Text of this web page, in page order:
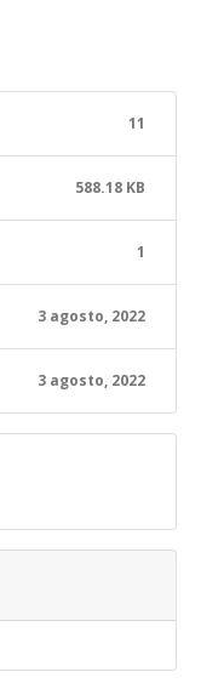
11
588.18 KB
1
3 agosto, 2022
3 agosto, 2022